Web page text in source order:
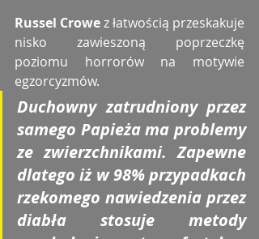
Russel Crowe z łatwością przeskakuje
nisko zawieszoną poprzeczkę
poziomu horrorów na motywie
egzorcyzmów.
Duchowny zatrudniony przez
samego Papieża ma problemy
ze zwierzchnikami. Zapewne
dlatego iż w 98% przypadkach
rzekomego nawiedzenia przez
diabła stosuje metody